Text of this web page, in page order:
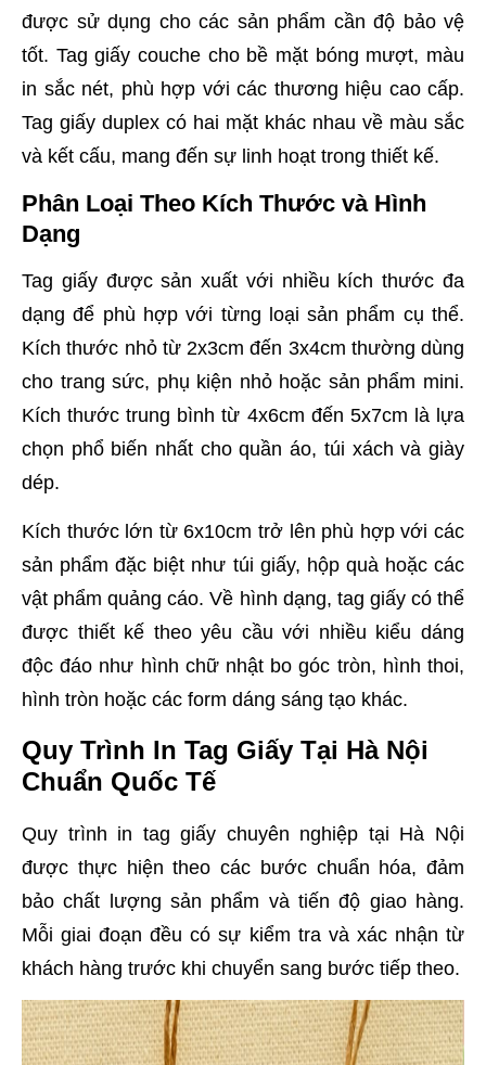
được sử dụng cho các sản phẩm cần độ bảo vệ
tốt. Tag giấy couche cho bề mặt bóng mượt, màu
in sắc nét, phù hợp với các thương hiệu cao cấp.
Tag giấy duplex có hai mặt khác nhau về màu sắc
và kết cấu, mang đến sự linh hoạt trong thiết kế.
Phân Loại Theo Kích Thước và Hình
Dạng
Tag giấy được sản xuất với nhiều kích thước đa
dạng để phù hợp với từng loại sản phẩm cụ thể.
Kích thước nhỏ từ 2x3cm đến 3x4cm thường dùng
cho trang sức, phụ kiện nhỏ hoặc sản phẩm mini.
Kích thước trung bình từ 4x6cm đến 5x7cm là lựa
chọn phổ biến nhất cho quần áo, túi xách và giày
dép.
Kích thước lớn từ 6x10cm trở lên phù hợp với các
sản phẩm đặc biệt như túi giấy, hộp quà hoặc các
vật phẩm quảng cáo. Về hình dạng, tag giấy có thể
được thiết kế theo yêu cầu với nhiều kiểu dáng
độc đáo như hình chữ nhật bo góc tròn, hình thoi,
hình tròn hoặc các form dáng sáng tạo khác.
Quy Trình In Tag Giấy Tại Hà Nội
Chuẩn Quốc Tế
Quy trình in tag giấy chuyên nghiệp tại Hà Nội
được thực hiện theo các bước chuẩn hóa, đảm
bảo chất lượng sản phẩm và tiến độ giao hàng.
Mỗi giai đoạn đều có sự kiểm tra và xác nhận từ
khách hàng trước khi chuyển sang bước tiếp theo.